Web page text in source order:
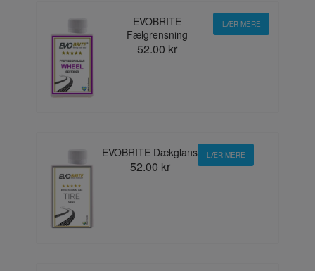
EVOBRITE
Fælgrensning
52.00 kr
LÆR MERE
EVOBRITE Dækglans
52.00 kr
LÆR MERE